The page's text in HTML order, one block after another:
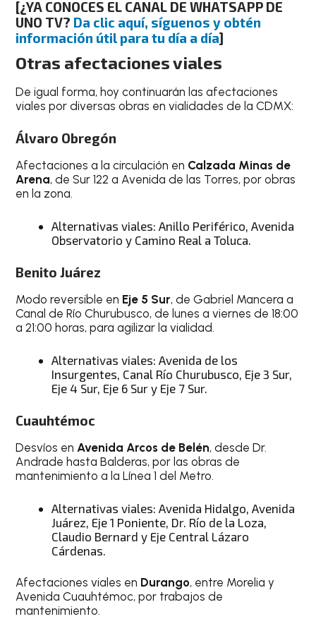
[¿YA CONOCES EL CANAL DE WHATSAPP DE
UNO TV? Da clic aquí, síguenos y obtén
información útil para tu día a día]
Otras afectaciones viales
De igual forma, hoy continuarán las afectaciones
viales por diversas obras en vialidades de la CDMX:
Álvaro Obregón
Afectaciones a la circulación en Calzada Minas de
Arena, de Sur 122 a Avenida de las Torres, por obras
en la zona.
Alternativas viales: Anillo Periférico, Avenida
Observatorio y Camino Real a Toluca.
Benito Juárez
Modo reversible en Eje 5 Sur, de Gabriel Mancera a
Canal de Río Churubusco, de lunes a viernes de 18:00
a 21:00 horas, para agilizar la vialidad.
Alternativas viales: Avenida de los
Insurgentes, Canal Río Churubusco, Eje 3 Sur,
Eje 4 Sur, Eje 6 Sur y Eje 7 Sur.
Cuauhtémoc
Desvíos enAvenida Arcos de Belén, desde Dr.
Andrade hasta Balderas, por las obras de
mantenimiento a la Línea 1 del Metro.
Alternativas viales: Avenida Hidalgo, Avenida
Juárez, Eje 1 Poniente, Dr. Río de la Loza,
Claudio Bernard y Eje Central Lázaro
Cárdenas.
Afectaciones viales en Durango, entre Morelia y
Avenida Cuauhtémoc, por trabajos de
mantenimiento.